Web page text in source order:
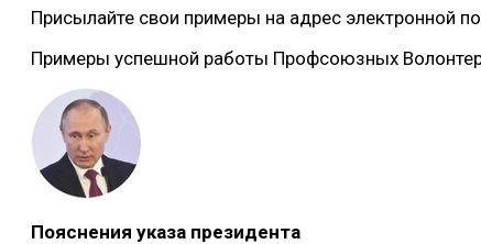
Присылайте свои примеры на адрес электронной
Примеры успешной работы Профсоюзных
Пояснения указа президента